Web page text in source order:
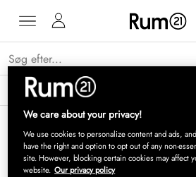
Få 15 % på Grythyttan Stålmöbler* →
We care about your privacy!
We use cookies to personalize content and ads,
have the right and option to opt out of any non-
site. However, blocking certain cookies may affect
website. Our privacy policy